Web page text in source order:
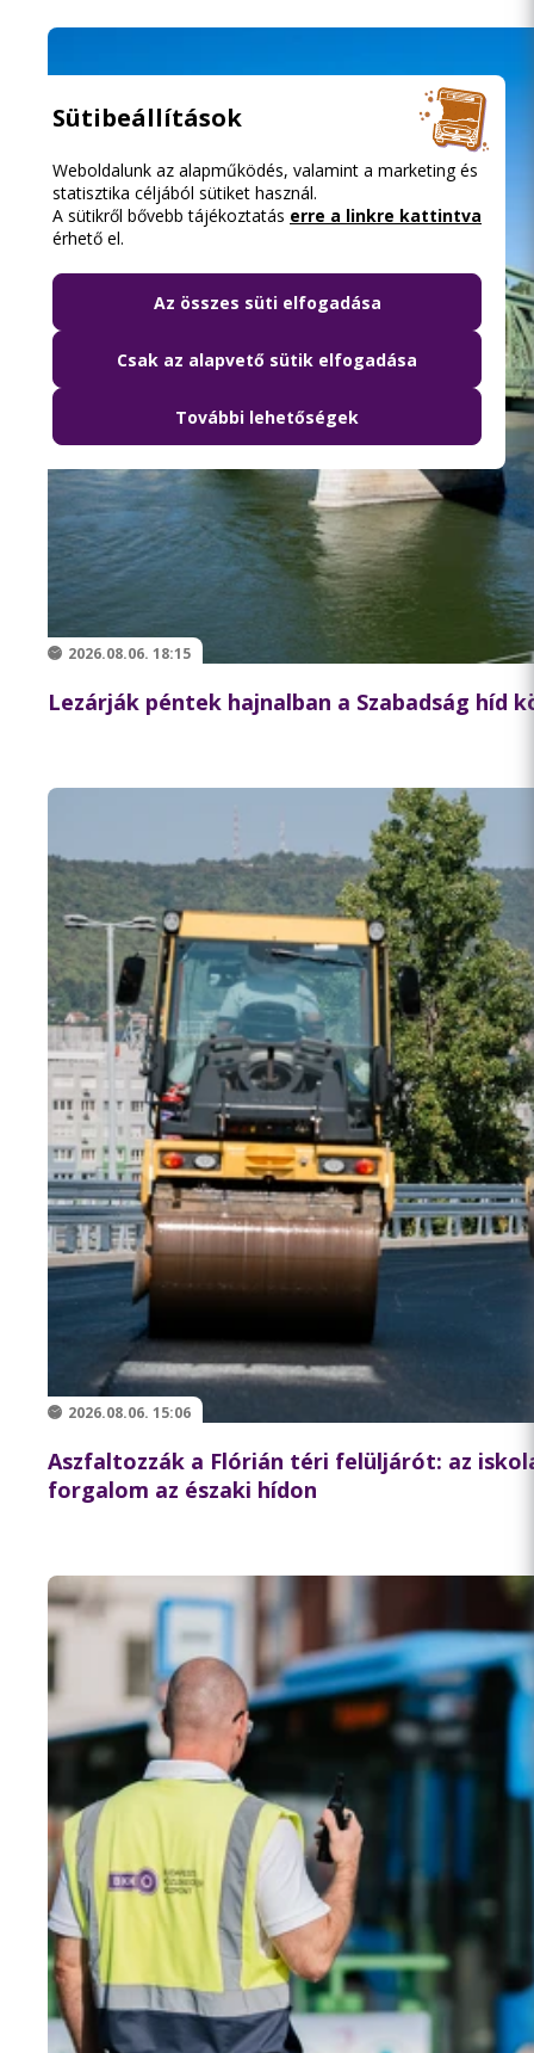
2026.08.06. 18:15
Lezárják péntek hajnalban a Szabadság híd
2026.08.06. 15:06
Aszfaltozzák a Flórián téri felüljárót: az
forgalom az északi hídon
Sütibeállítások
Weboldalunk az alapműködés, valamint a marketing és
statisztika céljából sütiket használ.
A sütikről bővebb tájékoztatás erre a linkre kattintva
érhető el.
Az összes süti elfogadása
Csak az alapvető sütik elfogadása
További lehetőségek